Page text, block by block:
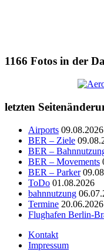
1166 Fotos in der
letzten
Airports 09.08.2026
BER – Ziele
BER –
BER – Movements
BER – Parker
ToDo 01.08.2026
bahnnutzung
Termine 20.06.2026
Flughafen Berlin-
Kontakt
Impressum